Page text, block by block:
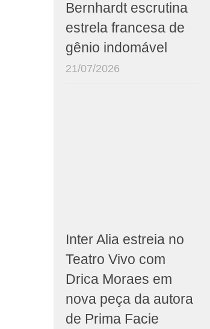
Bernhardt escrutina
estrela francesa de
gênio indomável
21/07/2026
Inter Alia estreia no
Teatro Vivo com
Drica Moraes em
nova peça da autora
de Prima Facie